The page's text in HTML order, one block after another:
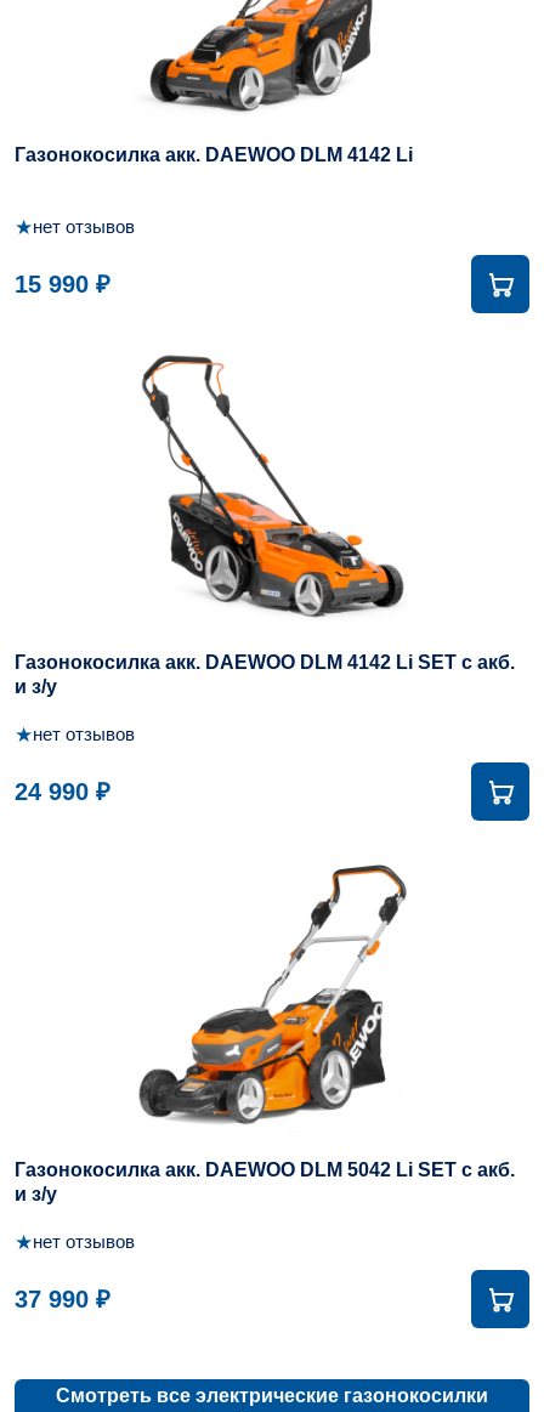
Газонокосилка акк. DAEWOO DLM 4142 Li
★нет отзывов
15 990 ₽
Газонокосилка акк. DAEWOO DLM 4142 Li SET с акб.
и з/у
★нет отзывов
24 990 ₽
Газонокосилка акк. DAEWOO DLM 5042 Li SET с акб.
и з/у
★нет отзывов
37 990 ₽
Смотреть все электрические газонокосилки